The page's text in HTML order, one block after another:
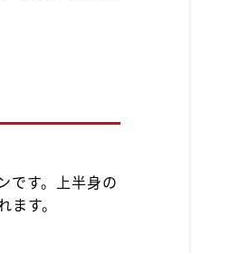
です。上半身の
す。